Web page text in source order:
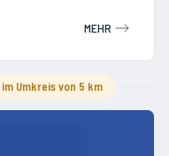
MEHR
Umkreis von 5 km